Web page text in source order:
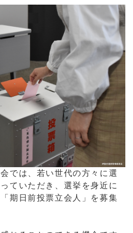
では、若い世代の方々に選
ていただき、選挙を身近に
期日前投票立会人」を募集